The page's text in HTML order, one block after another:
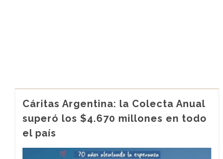
Cáritas Argentina: la Colecta Anual
superó los $4.670 millones en todo
el país